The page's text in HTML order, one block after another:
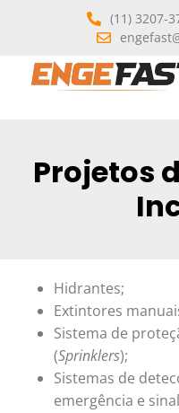
(11) 3207-
Projetos
Hidrantes;
Extintores
Sistema de
(Sprinklers);
Sistemas de
emergência e